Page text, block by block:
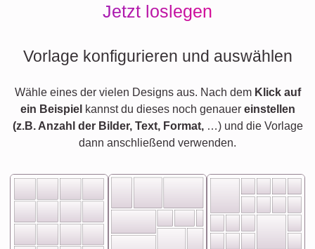
Jetzt loslegen
Vorlage konfigurieren und auswählen
Wähle eines der vielen Designs aus. Nach dem Klick auf
ein Beispiel kannst du dieses noch genauer einstellen
(z.B. Anzahl der Bilder, Text, Format,…) und die Vorlage
dann anschließend verwenden.